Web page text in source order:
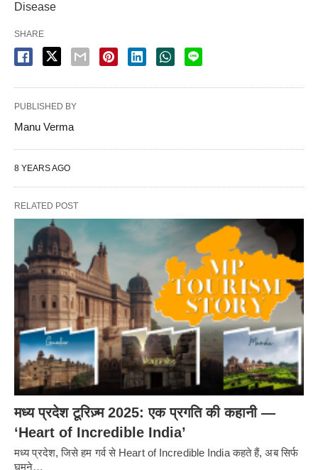
Disease
SHARE
PUBLISHED BY
Manu Verma
8 YEARS AGO
RELATED POST
मध्य प्रदेश टूरिज़्म 2025: एक प्रगति की कहानी —
‘Heart of Incredible India’
मध्य प्रदेश, जिसे हम गर्व से Heart of Incredible India कहते हैं, अब सिर्फ
घूमने…